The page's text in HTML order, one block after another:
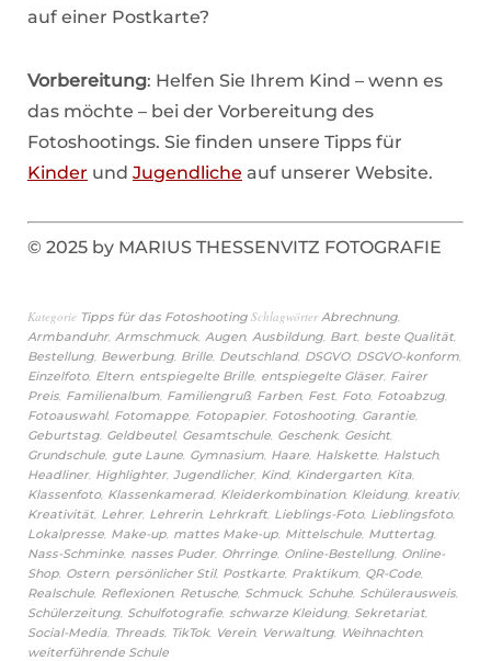
auf einer Postkarte?
Vorbereitung: Helfen Sie Ihrem Kind – wenn es
das möchte – bei der Vorbereitung des
Fotoshootings. Sie finden unsere Tipps für
Kinder und Jugendliche auf unserer Website.
© 2025 by MARIUS THESSENVITZ FOTOGRAFIE
Kategorie Tipps für das Fotoshooting Schlagwörter Abrechnung
Armbanduhr, Armschmuck, Augen, Ausbildung Bart beste Qualität
Bestellung Bewerbung Brille Deutschland, DSGVO, DSGVO-konform
Einzelfoto, Eltern, entspiegelte Brille entspiegelte Gläser, Fairer
Preis Familienalbum Familiengruß, Farben, Fest Foto, Fotoabzug
Fotoauswahl, Fotomappe Fotopapier, Fotoshooting Garantie
Geburtstag Geldbeutel, Gesamtschule Geschenk, Gesicht
Grundschule gute Laune Gymnasium Haare Halskette Halstuch,
Headliner, Highlighter, Jugendlicher, Kind, Kindergarten, Kita
Klassenfoto, Klassenkamerad, Kleiderkombination, Kleidung kreativ,
Kreativität Lehrer, Lehrerin, Lehrkraft Lieblings-Foto, Lieblingsfoto,
Lokalpresse Make-up mattes Make-up Mittelschule Muttertag
Nass-Schminke nasses Puder, Ohrringe Online-Bestellung Online-
Shop Ostern, persönlicher Stil, Postkarte Praktikum QR-Code
Realschule Reflexionen, Retusche Schmuck, Schuhe Schülerausweis
Schülerzeitung Schulfotografie schwarze Kleidung Sekretariat
Social-Media Threads TikTok, Verein, Verwaltung Weihnachten,
weiterführende Schule